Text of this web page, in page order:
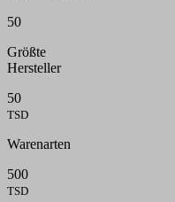
50
Größte
Hersteller
50
TSD
Warenarten
500
TSD